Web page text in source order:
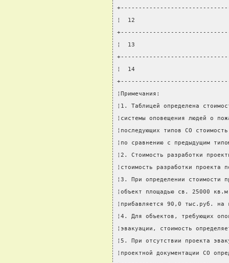
¦  12
¦  13
¦  14
¦Примечания:
¦1. Таблицей определена
¦системы оповещения людей о
¦последующих типов СО
¦по сравнению с
¦2. Стоимость разработки
¦стоимость разработки
¦3. При определении стоимости
¦объект площадью св. 25000
¦прибавляется 90,0 тыс.руб. на
¦4. Для объектов, требующих
¦эвакуации, стоимость
¦5. При отсутствии проекта
¦проектной документации СО